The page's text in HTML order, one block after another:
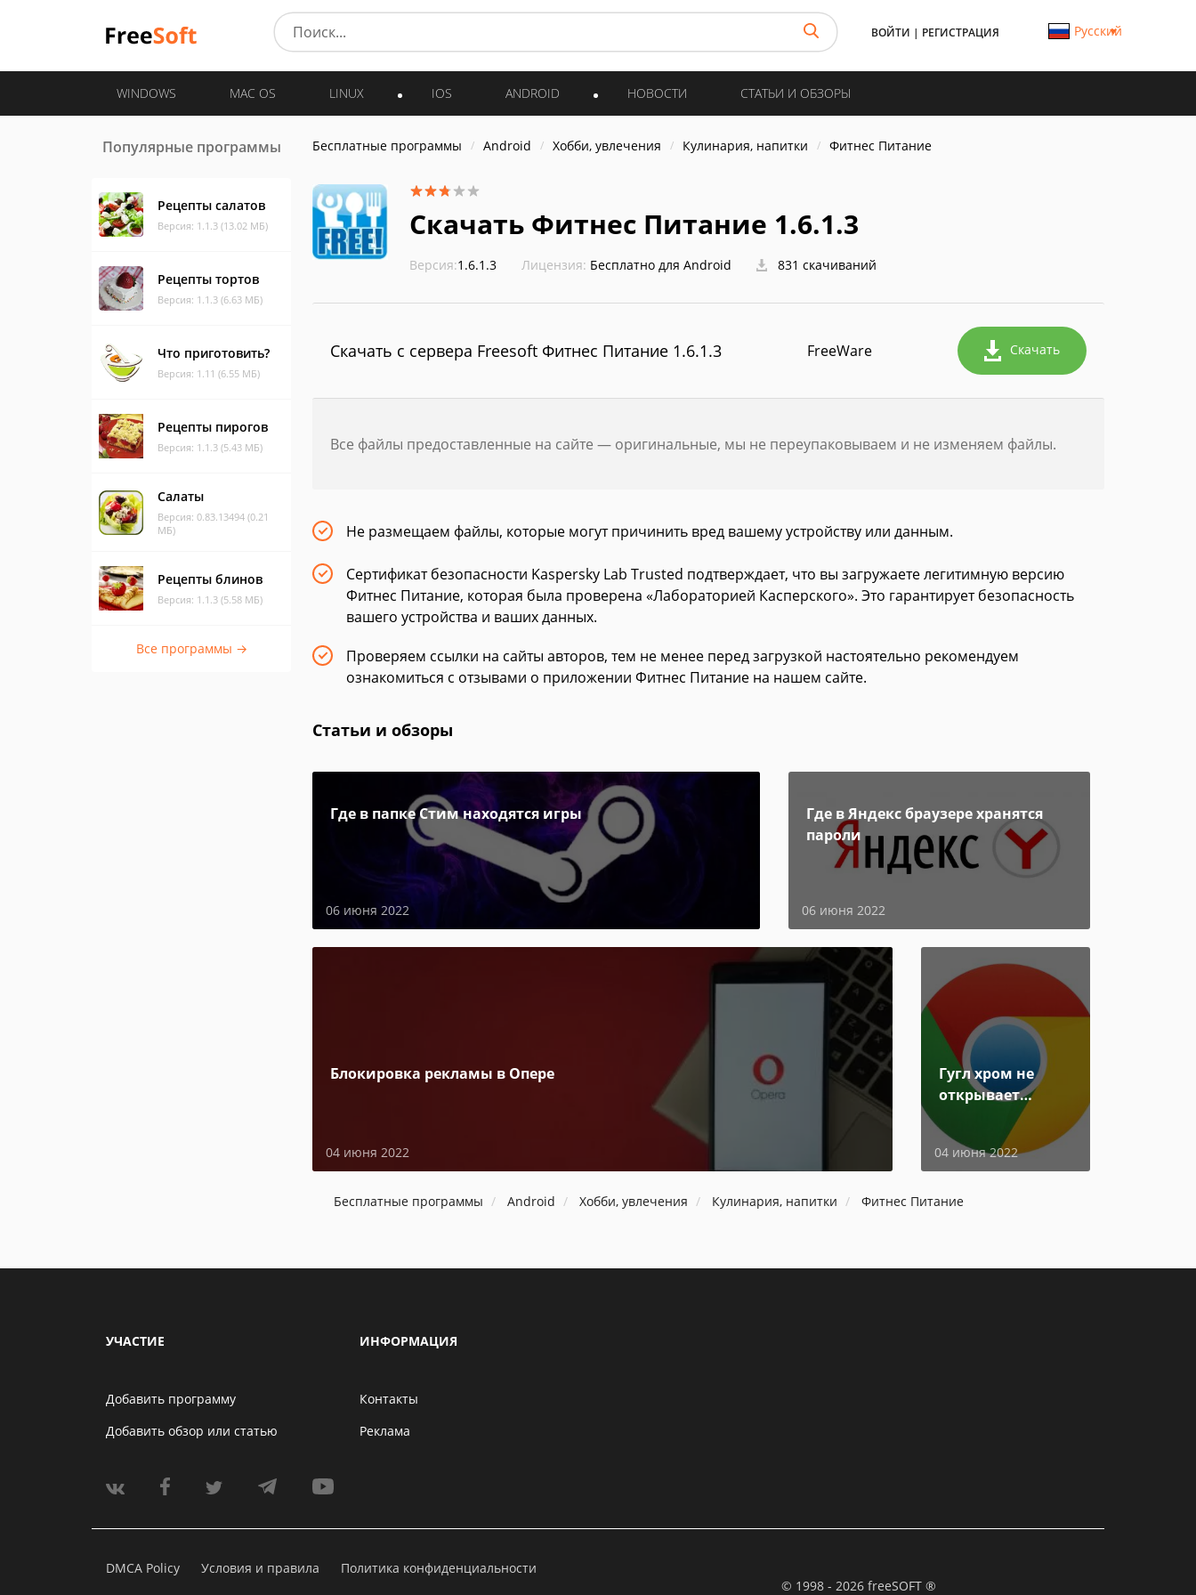
ВОЙТИ | РЕГИСТРАЦИЯ Русский
WINDOWS MAC OS LINUX IOS ANDROID НОВОСТИ СТАТЬИ И ОБЗОРЫ
Популярные программы
Рецепты салатов
Версия: 1.1.3 (13.02 МБ)
Рецепты тортов
Версия: 1.1.3 (6.63 МБ)
Что приготовить?
Версия: 1.11 (6.55 МБ)
Рецепты пирогов
Версия: 1.1.3 (5.43 МБ)
Салаты
Версия: 0.83.13494 (0.21
МБ)
Рецепты блинов
Версия: 1.1.3 (5.58 МБ)
Все программы →
Бесплатные программы Android Хобби, увлечения Кулинария, напитки Фитнес Питание
Скачать Фитнес Питание 1.6.1.3
Версия:1.6.1.3 Лицензия: Бесплатно для Android 831 скачиваний
Скачать с сервера Freesoft Фитнес Питание 1.6.1.3 FreeWare Скачать
Все файлы предоставленные на сайте — оригинальные, мы не переупаковываем и не изменяем файлы.
Не размещаем файлы, которые могут причинить вред вашему устройству или данным.
Сертификат безопасности Kaspersky Lab Trusted подтверждает, что вы загружаете легитимную версию
Фитнес Питание, которая была проверена «Лабораторией Касперского». Это гарантирует безопасность
вашего устройства и ваших данных.
Проверяем ссылки на сайты авторов, тем не менее перед загрузкой настоятельно рекомендуем
ознакомиться с отзывами о приложении Фитнес Питание на нашем сайте.
Статьи и обзоры
Где в папке Стим находятся игры
06 июня 2022
Где в Яндекс браузере хранятся
пароли
06 июня 2022
Блокировка рекламы в Опере
04 июня 2022
Гугл хром не
открывает
04 июня 2022
Бесплатные программы Android Хобби, увлечения Кулинария, напитки Фитнес Питание
УЧАСТИЕ
Добавить программу
Добавить обзор или статью
ИНФОРМАЦИЯ
Контакты
Реклама
DMCA Policy Условия и правила
Политика конфиденциальности
© 1998 - 2026 freeSOFT ®